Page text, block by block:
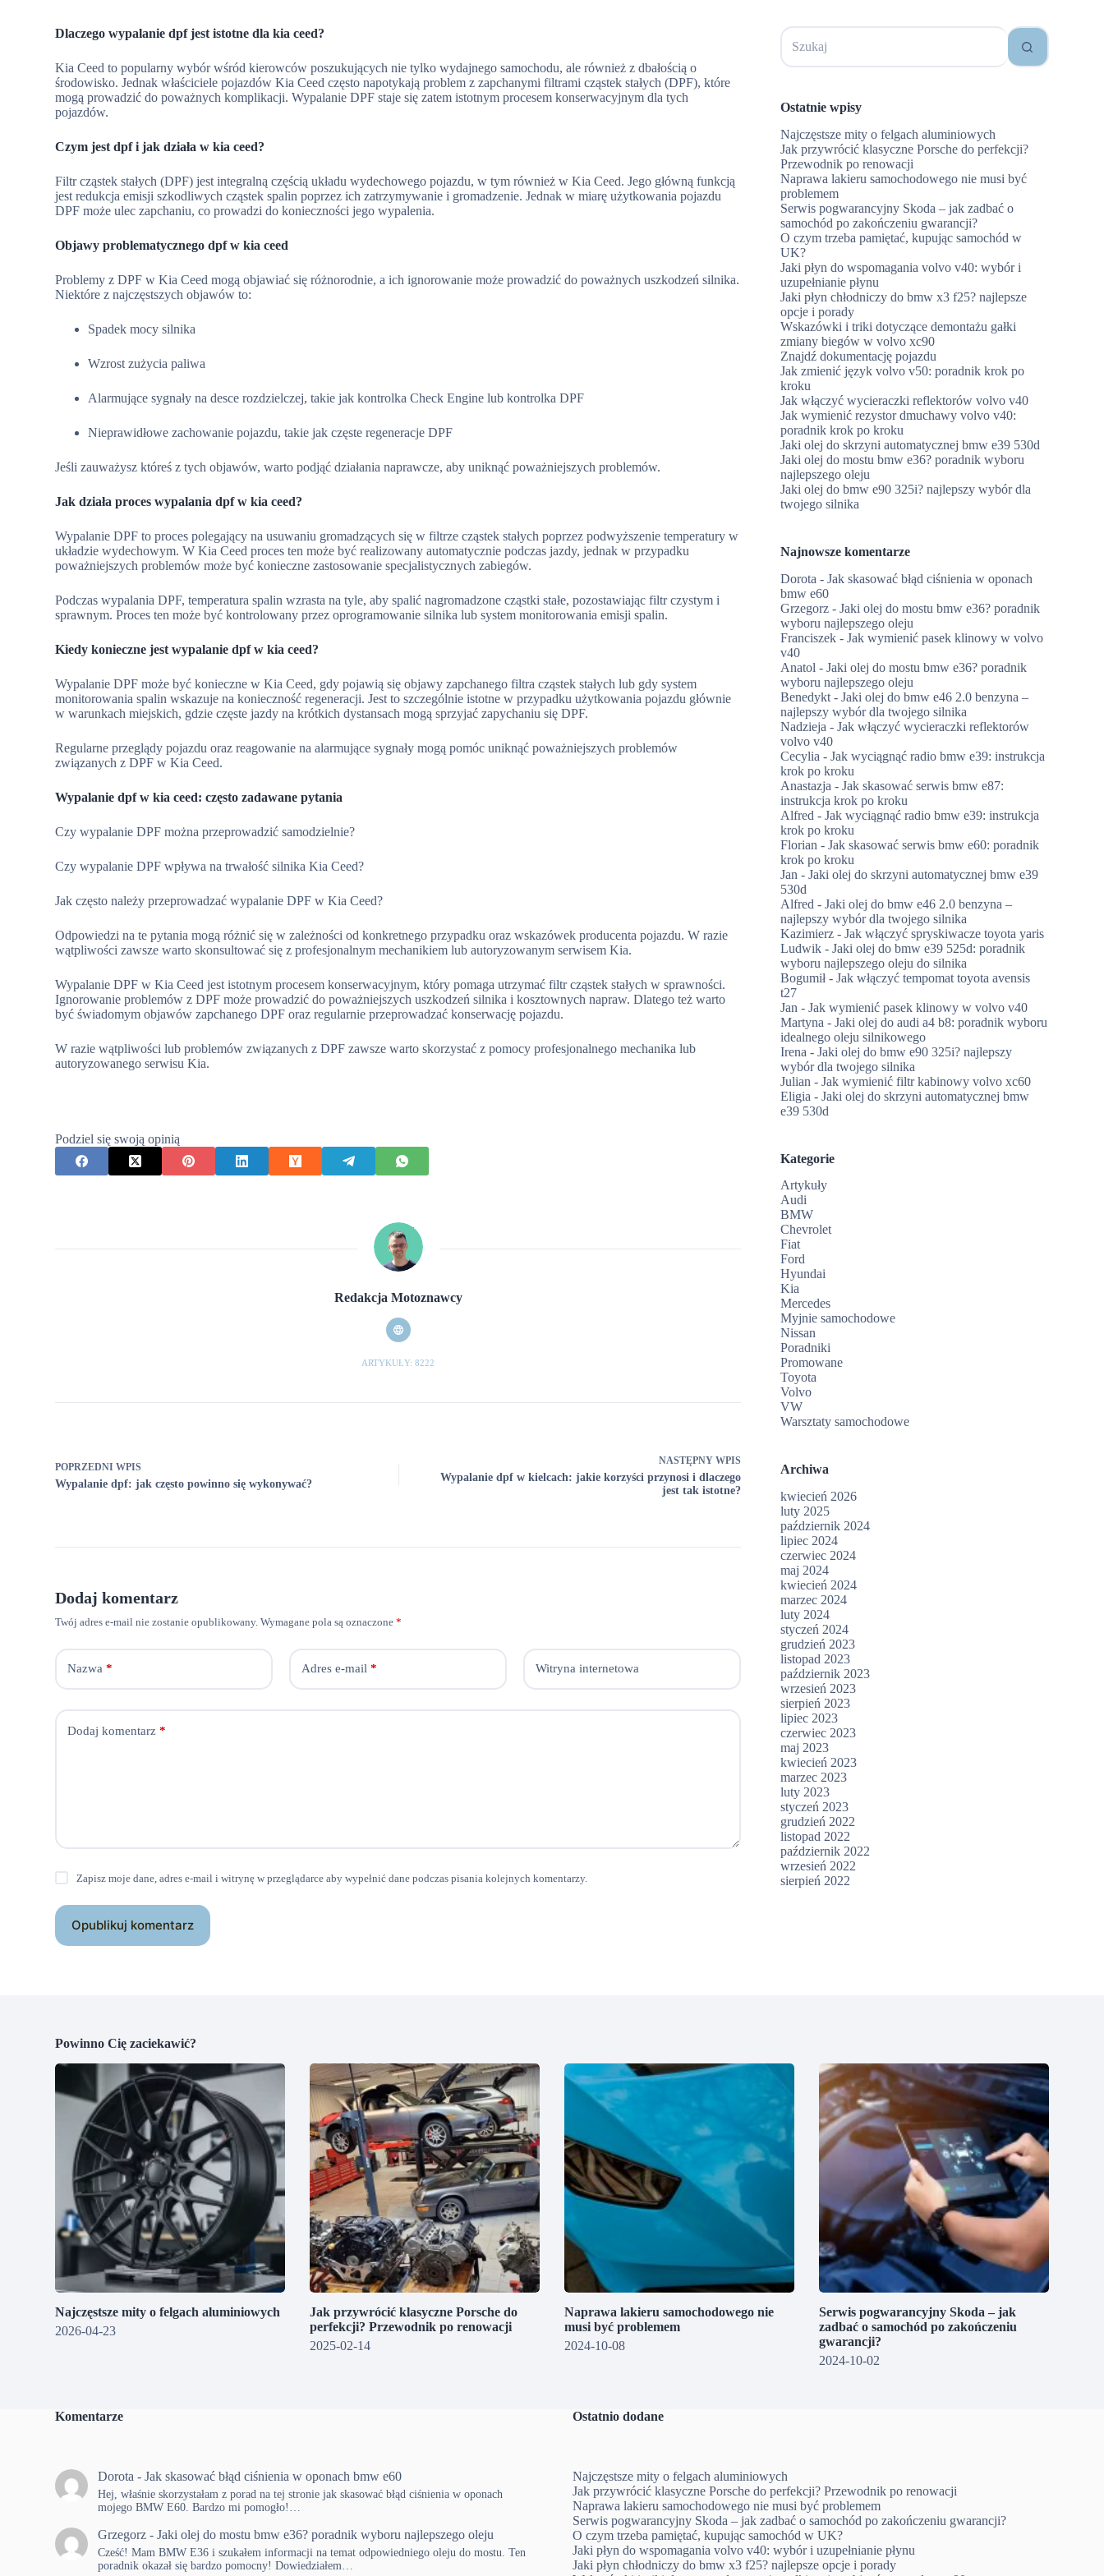
Dlaczego wypalanie dpf jest istotne dla kia ceed?
Kia Ceed to popularny wybór wśród kierowców poszukujących nie tylko wydajnego samochodu, ale również z dbałością o
środowisko. Jednak właściciele pojazdów Kia Ceed często napotykają problem z zapchanymi filtrami cząstek stałych (DPF), które
mogą prowadzić do poważnych komplikacji. Wypalanie DPF staje się zatem istotnym procesem konserwacyjnym dla tych
pojazdów.
Czym jest dpf i jak działa w kia ceed?
Filtr cząstek stałych (DPF) jest integralną częścią układu wydechowego pojazdu, w tym również w Kia Ceed. Jego główną funkcją
jest redukcja emisji szkodliwych cząstek spalin poprzez ich zatrzymywanie i gromadzenie. Jednak w miarę użytkowania pojazdu
DPF może ulec zapchaniu, co prowadzi do konieczności jego wypalenia.
Objawy problematycznego dpf w kia ceed
Problemy z DPF w Kia Ceed mogą objawiać się różnorodnie, a ich ignorowanie może prowadzić do poważnych uszkodzeń silnika.
Niektóre z najczęstszych objawów to:
Spadek mocy silnika
Wzrost zużycia paliwa
Alarmujące sygnały na desce rozdzielczej, takie jak kontrolka Check Engine lub kontrolka DPF
Nieprawidłowe zachowanie pojazdu, takie jak częste regeneracje DPF
Jeśli zauważysz któreś z tych objawów, warto podjąć działania naprawcze, aby uniknąć poważniejszych problemów.
Jak działa proces wypalania dpf w kia ceed?
Wypalanie DPF to proces polegający na usuwaniu gromadzących się w filtrze cząstek stałych poprzez podwyższenie temperatury w
układzie wydechowym. W Kia Ceed proces ten może być realizowany automatycznie podczas jazdy, jednak w przypadku
poważniejszych problemów może być konieczne zastosowanie specjalistycznych zabiegów.
Podczas wypalania DPF, temperatura spalin wzrasta na tyle, aby spalić nagromadzone cząstki stałe, pozostawiając filtr czystym i
sprawnym. Proces ten może być kontrolowany przez oprogramowanie silnika lub system monitorowania emisji spalin.
Kiedy konieczne jest wypalanie dpf w kia ceed?
Wypalanie DPF może być konieczne w Kia Ceed, gdy pojawią się objawy zapchanego filtra cząstek stałych lub gdy system
monitorowania spalin wskazuje na konieczność regeneracji. Jest to szczególnie istotne w przypadku użytkowania pojazdu głównie
w warunkach miejskich, gdzie częste jazdy na krótkich dystansach mogą sprzyjać zapychaniu się DPF.
Regularne przeglądy pojazdu oraz reagowanie na alarmujące sygnały mogą pomóc uniknąć poważniejszych problemów
związanych z DPF w Kia Ceed.
Wypalanie dpf w kia ceed: często zadawane pytania
Czy wypalanie DPF można przeprowadzić samodzielnie?
Czy wypalanie DPF wpływa na trwałość silnika Kia Ceed?
Jak często należy przeprowadzać wypalanie DPF w Kia Ceed?
Odpowiedzi na te pytania mogą różnić się w zależności od konkretnego przypadku oraz wskazówek producenta pojazdu. W razie
wątpliwości zawsze warto skonsultować się z profesjonalnym mechanikiem lub autoryzowanym serwisem Kia.
Wypalanie DPF w Kia Ceed jest istotnym procesem konserwacyjnym, który pomaga utrzymać filtr cząstek stałych w sprawności.
Ignorowanie problemów z DPF może prowadzić do poważniejszych uszkodzeń silnika i kosztownych napraw. Dlatego też warto
być świadomym objawów zapchanego DPF oraz regularnie przeprowadzać konserwację pojazdu.
W razie wątpliwości lub problemów związanych z DPF zawsze warto skorzystać z pomocy profesjonalnego mechanika lub
autoryzowanego serwisu Kia.
Podziel się swoją opinią
Redakcja Motoznawcy
ARTYKUŁY: 8222
POPRZEDNIWPIS
Wypalanie dpf: jak często powinno się wykonywać?
NASTĘPNY WPIS
Wypalanie dpf w kielcach: jakie korzyści przynosi i dlaczego
jest tak istotne?
Dodaj komentarz
Twój adres e-mail nie zostanie opublikowany. Wymagane pola są oznaczone*
Nazwa * Adres e-mail * Witryna internetowa
Dodaj komentarz *
Zapisz moje dane, adres e-mail i witrynę w przeglądarce aby wypełnić dane podczas pisania kolejnych komentarzy.
Opublikuj komentarz
Brak
wyników
Ostatnie wpisy
Najczęstsze mity o felgach aluminiowych
Jak przywrócić klasyczne Porsche do perfekcji?
Przewodnik po renowacji
Naprawa lakieru samochodowego nie musi być
problemem
Serwis pogwarancyjny Skoda – jak zadbać o
samochód po zakończeniu gwarancji?
O czym trzeba pamiętać, kupując samochód w
UK?
Jaki płyn do wspomagania volvo v40: wybór i
uzupełnianie płynu
Jaki płyn chłodniczy do bmw x3 f25? najlepsze
opcje i porady
Wskazówki i triki dotyczące demontażu gałki
zmiany biegów w volvo xc90
Znajdź dokumentację pojazdu
Jak zmienić język volvo v50: poradnik krok po
kroku
Jak włączyć wycieraczki reflektorów volvo v40
Jak wymienić rezystor dmuchawy volvo v40:
poradnik krok po kroku
Jaki olej do skrzyni automatycznej bmw e39 530d
Jaki olej do mostu bmw e36? poradnik wyboru
najlepszego oleju
Jaki olej do bmw e90 325i? najlepszy wybór dla
twojego silnika
Najnowsze komentarze
Dorota -Jak skasować błąd ciśnienia w oponach
bmw e60
Grzegorz -Jaki olej do mostu bmw e36? poradnik
wyboru najlepszego oleju
Franciszek -Jak wymienić pasek klinowy w volvo
v40
Anatol -Jaki olej do mostu bmw e36? poradnik
wyboru najlepszego oleju
Benedykt -Jaki olej do bmw e46 2.0 benzyna –
najlepszy wybór dla twojego silnika
Nadzieja -Jak włączyć wycieraczki reflektorów
volvo v40
Cecylia -Jak wyciągnąć radio bmw e39: instrukcja
krok po kroku
Anastazja -Jak skasować serwis bmw e87:
instrukcja krok po kroku
Alfred -Jak wyciągnąć radio bmw e39: instrukcja
krok po kroku
Florian -Jak skasować serwis bmw e60: poradnik
krok po kroku
Jan -Jaki olej do skrzyni automatycznej bmw e39
530d
Alfred -Jaki olej do bmw e46 2.0 benzyna –
najlepszy wybór dla twojego silnika
Kazimierz -Jak włączyć spryskiwacze toyota yaris
Ludwik -Jaki olej do bmw e39 525d: poradnik
wyboru najlepszego oleju do silnika
Bogumił-Jak włączyć tempomat toyota avensis
t27
Jan -Jak wymienić pasek klinowy w volvo v40
Martyna -Jaki olej do audi a4 b8: poradnik wyboru
idealnego oleju silnikowego
Irena -Jaki olej do bmw e90 325i? najlepszy
wybór dla twojego silnika
Julian -Jak wymienić filtr kabinowy volvo xc60
Eligia -Jaki olej do skrzyni automatycznej bmw
e39 530d
Kategorie
Artykuły
Audi
BMW
Chevrolet
Fiat
Ford
Hyundai
Kia
Mercedes
Myjnie samochodowe
Nissan
Poradniki
Promowane
Toyota
Volvo
VW
Warsztaty samochodowe
Archiwa
kwiecień 2026
luty 2025
październik 2024
lipiec 2024
czerwiec 2024
maj 2024
kwiecień 2024
marzec 2024
luty 2024
styczeń 2024
grudzień 2023
listopad 2023
październik 2023
wrzesień 2023
sierpień 2023
lipiec 2023
czerwiec 2023
maj 2023
kwiecień 2023
marzec 2023
luty 2023
styczeń 2023
grudzień 2022
listopad 2022
październik 2022
wrzesień 2022
sierpień 2022
Powinno Cię zaciekawić?
Najczęstsze mity o felgach aluminiowych
2026-04-23
Jak przywrócić klasyczne Porsche do
perfekcji? Przewodnik po renowacji
2025-02-14
Naprawa lakieru samochodowego nie
musi być problemem
2024-10-08
Serwis pogwarancyjny Skoda – jak
zadbać o samochód po zakończeniu
gwarancji?
2024-10-02
Komentarze
Dorota -Jak skasować błąd ciśnienia w oponach bmw e60
Hej, właśnie skorzystałam z porad na tej stronie jak skasować błąd ciśnienia w oponach
mojego BMW E60. Bardzo mi pomogło!…
Grzegorz -Jaki olej do mostu bmw e36? poradnik wyboru najlepszego oleju
Cześć! Mam BMW E36 i szukałem informacji na temat odpowiedniego oleju do mostu. Ten
poradnik okazał się bardzo pomocny! Dowiedziałem…
Ostatnio dodane
Najczęstsze mity o felgach aluminiowych
Jak przywrócić klasyczne Porsche do perfekcji? Przewodnik po renowacji
Naprawa lakieru samochodowego nie musi być problemem
Serwis pogwarancyjny Skoda – jak zadbać o samochód po zakończeniu gwarancji?
O czym trzeba pamiętać, kupując samochód w UK?
Jaki płyn do wspomagania volvo v40: wybór i uzupełnianie płynu
Jaki płyn chłodniczy do bmw x3 f25? najlepsze opcje i porady